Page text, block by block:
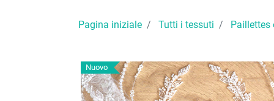
Pagina iniziale Tutti i tessuti Paillettes
Nuovo